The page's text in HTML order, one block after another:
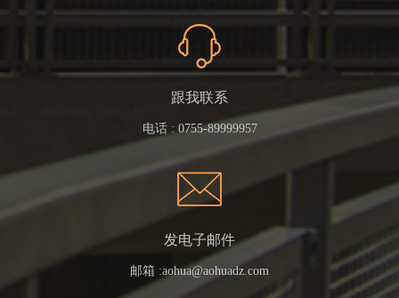
跟我联系
电话 : 0755-89999957
发电子邮件
邮箱 :aohua@aohuadz.com